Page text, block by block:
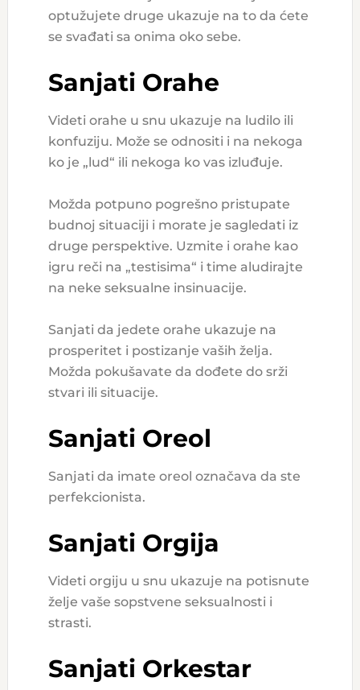
optužujete druge ukazuje na to da ćete
se svađati sa onima oko sebe.
Sanjati Orahe
Videti orahe u snu ukazuje na ludilo ili
konfuziju. Može se odnositi i na nekoga
ko je „lud“ ili nekoga ko vas izluđuje.
Možda potpuno pogrešno pristupate
budnoj situaciji i morate je sagledati iz
druge perspektive. Uzmite i orahe kao
igru reči na „testisima“ i time aludirajte
na neke seksualne insinuacije.
Sanjati da jedete orahe ukazuje na
prosperitet i postizanje vaših želja.
Možda pokušavate da dođete do srži
stvari ili situacije.
Sanjati Oreol
Sanjati da imate oreol označava da ste
perfekcionista.
Sanjati Orgija
Videti orgiju u snu ukazuje na potisnute
želje vaše sopstvene seksualnosti i
strasti.
Sanjati Orkestar